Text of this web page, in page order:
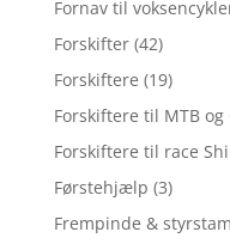
Fornav til
Forskifter (42)
Forskiftere (19)
Forskiftere til MTB
Forskiftere til race
Førstehjælp (3)
Frempinde &